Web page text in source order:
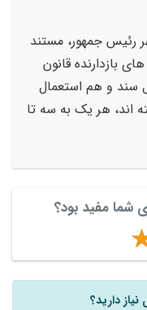
رئیس جمهور، مستند
های بازدارنده قانون
هم جاعل سند و هم استعمال
اند، هر یک به سه تا
شما مفید بود؟
دارید؟